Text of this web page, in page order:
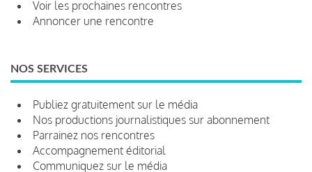
Voir les prochaines rencontres
Annoncer une rencontre
NOS SERVICES
Publiez gratuitement sur le média
Nos productions journalistiques sur abonnement
Parrainez nos rencontres
Accompagnement éditorial
Communiquez sur le média